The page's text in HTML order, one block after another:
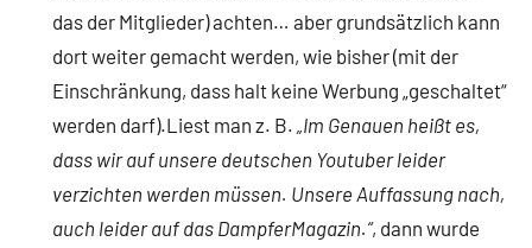
das der Mitglieder) achten… aber grundsätzlich kann
dort weiter gemacht werden, wie bisher (mit der
Einschränkung, dass halt keine Werbung „geschaltet“
werden darf).Liest man z. B. „Im Genauen heißt es,
dass wir auf unsere deutschen Youtuber leider
verzichten werden müssen. Unsere Auffassung nach,
auch leider auf das DampferMagazin.“, dann wurde